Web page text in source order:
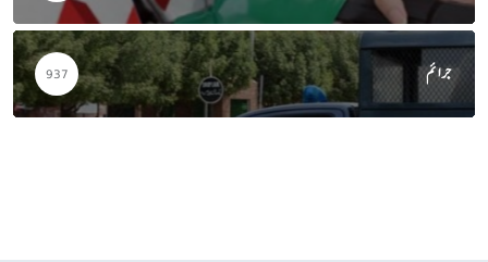
جرائم 937